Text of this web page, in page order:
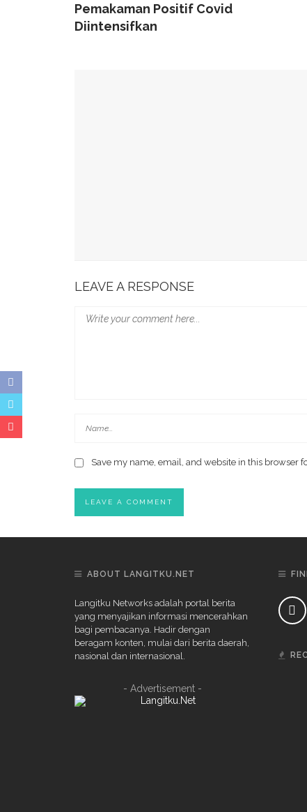
Pemakaman Positif Covid
Diintensifkan
LEAVE A RESPONSE
Save my name, email, and website in this browser
ABOUT LANGITKU.NET
Langitku Networks adalah portal berita
yang menyajikan informasi mencerahkan
bagi pembacanya. Hadir dengan
beragam konten, mulai dari berita daerah,
nasional dan internasional.
- Advertisement -